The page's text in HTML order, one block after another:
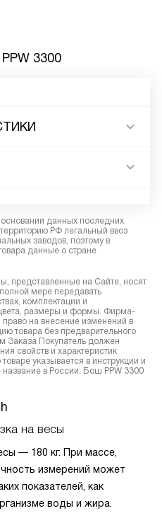
3300
данных последних
РФ легальный ввоз
заводов, поэтому в
данные о стране
представленные на Сайте, носят
мере передавать
комплектации и
цвета, размеры и формы. Фирма-
право на внесение изменений в
товара без предварительного
Покупатель должен
свойств и характеристик
указывается в инструкции и
название в России: Бош PPW 3300
на весы
— 180 кг. При массе,
измерений может
показателей, как
воды и жира.